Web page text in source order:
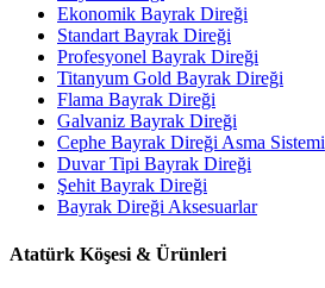
Ekonomik Bayrak Direği
Standart Bayrak Direği
Profesyonel Bayrak Direği
Titanyum Gold Bayrak Direği
Flama Bayrak Direği
Galvaniz Bayrak Direği
Cephe Bayrak Direği Asma Sistemi
Duvar Tipi Bayrak Direği
Şehit Bayrak Direği
Bayrak Direği Aksesuarlar
Atatürk Köşesi & Ürünleri